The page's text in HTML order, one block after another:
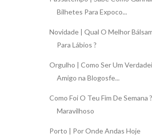
Bilhetes Para Expoco...
Novidade | Qual O Melhor
Para Lábios ?
Orgulho | Como Ser Um
Amigo na Blogosfe...
Como Foi O Teu Fim De Semana
Maravilhoso
Porto | Por Onde Andas Hoje